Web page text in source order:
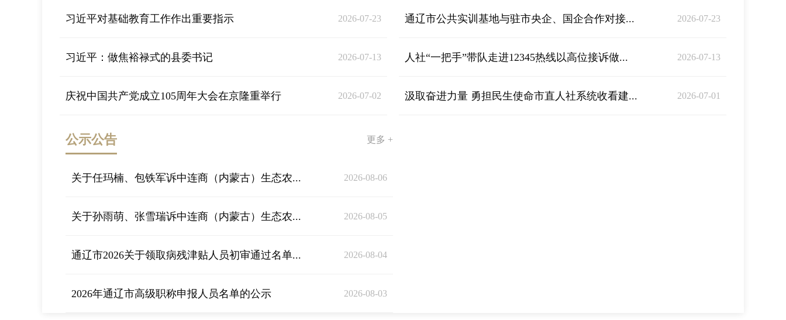
习近平对基础教育工作作出重要指示 2026-07-23
习近平：做焦裕禄式的县委书记 2026-07-13
庆祝中国共产党成立105周年大会在京隆重举行 2026-07-02
通辽市公共实训基地与驻市央企、国企合作对接... 2026-07-23
人社“一把手”带队走进12345热线以高位接诉做... 2026-07-13
汲取奋进力量 勇担民生使命市直人社系统收看建... 2026-07-01
公示公告 更多 +
关于任玛楠、包铁军诉中连商（内蒙古）生态农... 2026-08-06
关于孙雨萌、张雪瑞诉中连商（内蒙古）生态农... 2026-08-05
通辽市2026关于领取病残津贴人员初审通过名单... 2026-08-04
2026年通辽市高级职称申报人员名单的公示 2026-08-03